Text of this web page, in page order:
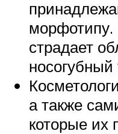
морфотипу.
страдает
носогубный
а также
которые их